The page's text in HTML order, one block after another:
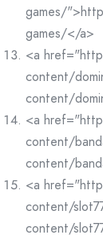
games/
games/</a>
<a
content/
content/
<a
content/
content/
<a
content/
content/